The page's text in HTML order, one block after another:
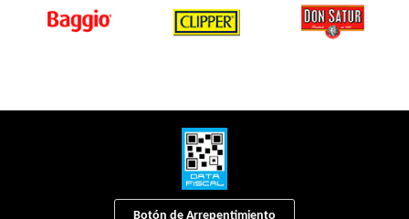
Botón de Arrepentimiento